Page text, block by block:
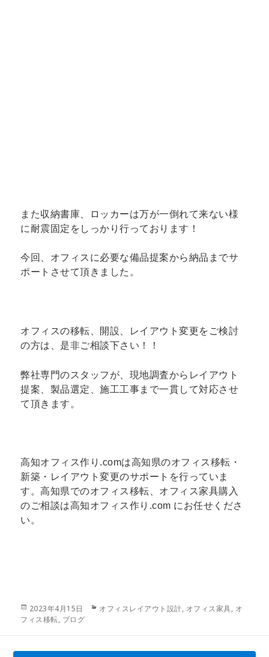
また収納書庫、ロッカーは万が一倒れて来ない様
に耐震固定をしっかり行っております！
今回、オフィスに必要な備品提案から納品までサ
ポートさせて頂きました。
オフィスの移転、開設、レイアウト変更をご検討
の方は、是非ご相談下さい！！
弊社専門のスタッフが、現地調査からレイアウト
提案、製品選定、施工工事まで一貫して対応させ
て頂きます。
高知オフィス作り.comは高知県のオフィス移転・
新築・レイアウト変更のサポートを行っていま
す。高知県でのオフィス移転、オフィス家具購入
のご相談は高知オフィス作り.com にお任せくださ
い。
投
稿
2023年4月15日
カ
ー
オフィスレイアウト設計, オフィス家具, オ
フィス移転, ブログ